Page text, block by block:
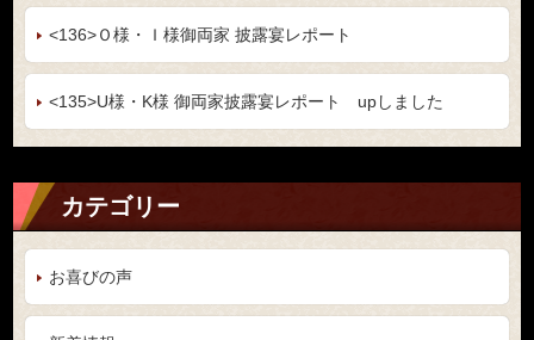
<136>Ｏ様・Ｉ様御両家 披露宴レポート
<135>U様・K様 御両家披露宴レポート upしました
カテゴリー
お喜びの声